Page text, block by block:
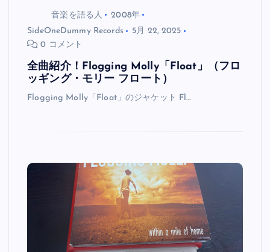
音楽を語る人
2008年
SideOneDummy Records
5月 22, 2025
0 コメント
全曲紹介！Flogging Molly「Float」（フロ
ッギング・モリー フロート）
Flogging Molly「Float」のジャケット Fl…